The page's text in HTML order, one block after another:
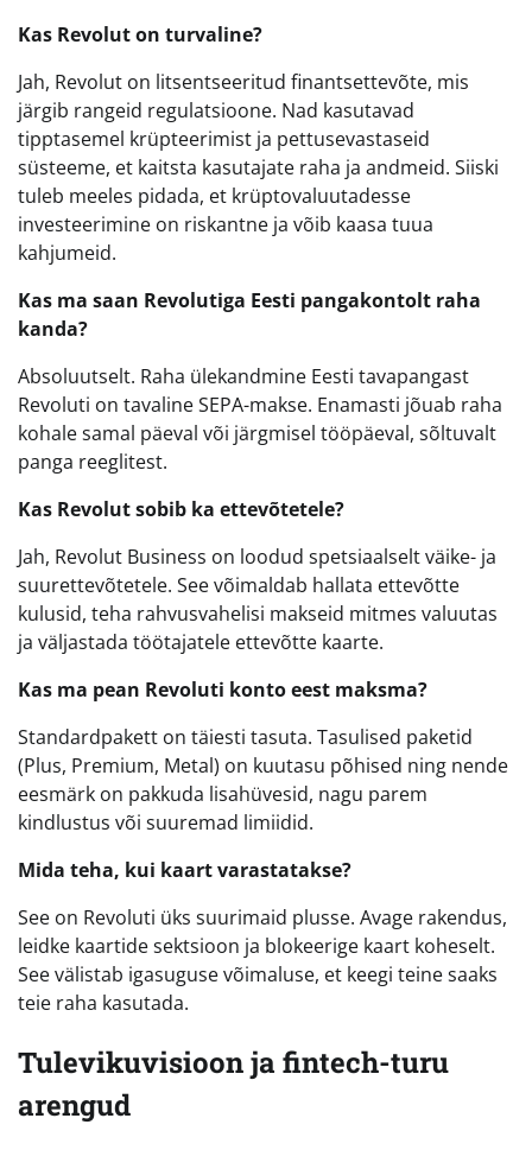
Kas Revolut on turvaline?
Jah, Revolut on litsentseeritud finantsettevõte, mis
järgib rangeid regulatsioone. Nad kasutavad
tipptasemel krüpteerimist ja pettusevastaseid
süsteeme, et kaitsta kasutajate raha ja andmeid. Siiski
tuleb meeles pidada, et krüptovaluutadesse
investeerimine on riskantne ja võib kaasa tuua
kahjumeid.
Kas ma saan Revolutiga Eesti pangakontolt raha
kanda?
Absoluutselt. Raha ülekandmine Eesti tavapangast
Revoluti on tavaline SEPA-makse. Enamasti jõuab raha
kohale samal päeval või järgmisel tööpäeval, sõltuvalt
panga reeglitest.
Kas Revolut sobib ka ettevõtetele?
Jah, Revolut Business on loodud spetsiaalselt väike- ja
suurettevõtetele. See võimaldab hallata ettevõtte
kulusid, teha rahvusvahelisi makseid mitmes valuutas
ja väljastada töötajatele ettevõtte kaarte.
Kas ma pean Revoluti konto eest maksma?
Standardpakett on täiesti tasuta. Tasulised paketid
(Plus, Premium, Metal) on kuutasu põhised ning nende
eesmärk on pakkuda lisahüvesid, nagu parem
kindlustus või suuremad limiidid.
Mida teha, kui kaart varastatakse?
See on Revoluti üks suurimaid plusse. Avage rakendus,
leidke kaartide sektsioon ja blokeerige kaart koheselt.
See välistab igasuguse võimaluse, et keegi teine saaks
teie raha kasutada.
Tulevikuvisioon ja fintech-turu
arengud